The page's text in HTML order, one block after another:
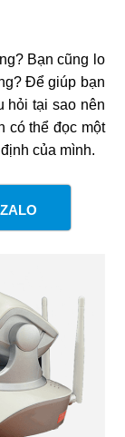
Bạn cũng lo
Để giúp bạn
hỏi tại sao nên
có thể đọc một
của mình.